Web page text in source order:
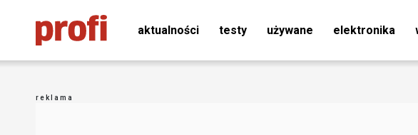
aktualności testy używane elektronika